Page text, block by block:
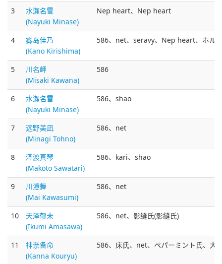
3
水瀬名雪
(Nayuki Minase)
Nep heart、Nep heart
4
雾岛佳乃
(Kano Kirishima)
586、net、seravy、Nep heart、ホル
5
川名岬
(Misaki Kawana)
586
6
水瀬名雪
(Nayuki Minase)
586、shao
7
远野美凪
(Minagi Tohno)
586、net
8
泽渡真琴
(Makoto Sawatari)
586、kari、shao
9
川澄舞
(Mai Kawasumi)
586、net
10
天泽郁未
(Ikumi Amasawa)
586、net、影缝氏(影縫氏)
11
神奈备命
(Kanna Kouryu)
586、床氏、net、ペパーミント氏、大